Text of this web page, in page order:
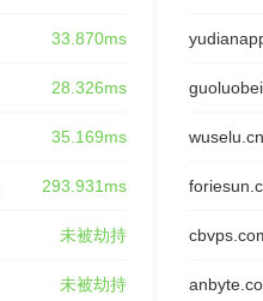
33.870ms
28.326ms
35.169ms
293.931ms
未被劫持
未被劫持
wuselu.cn